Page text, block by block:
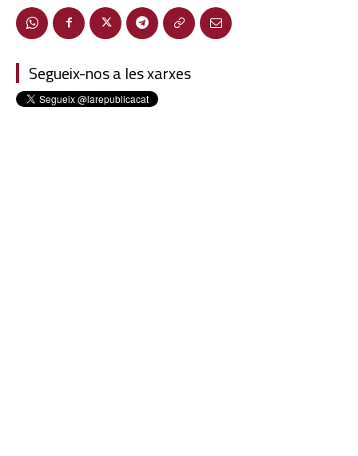
Segueix-nos a les xarxes